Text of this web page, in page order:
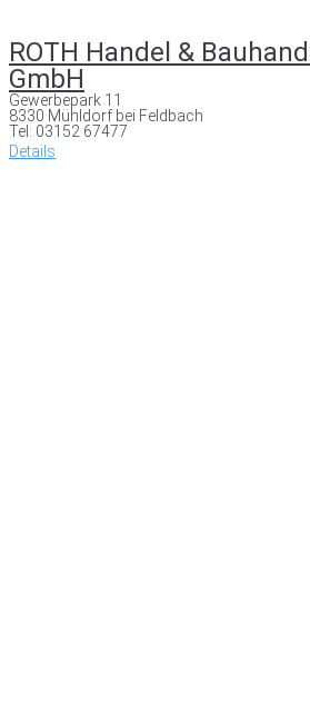
ROTH Handel &
GmbH
Gewerbepark 11
8330 Mühldorf bei Feldbach
Tel: 03152 67477
Details